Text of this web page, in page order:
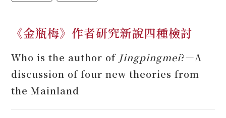
《金瓶梅》作者研究新說四種檢討
Who is the author of Jingpingmei?—A
discussion of four new theories from
the Mainland